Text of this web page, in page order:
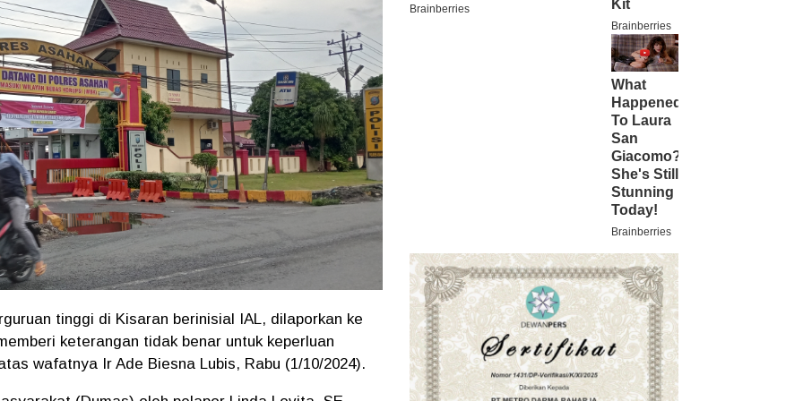
tinggi di Kisaran berinisial IAL, dilaporkan ke
keterangan tidak benar untuk keperluan
wafatnya Ir Ade Biesna Lubis, Rabu (1/10/2024).